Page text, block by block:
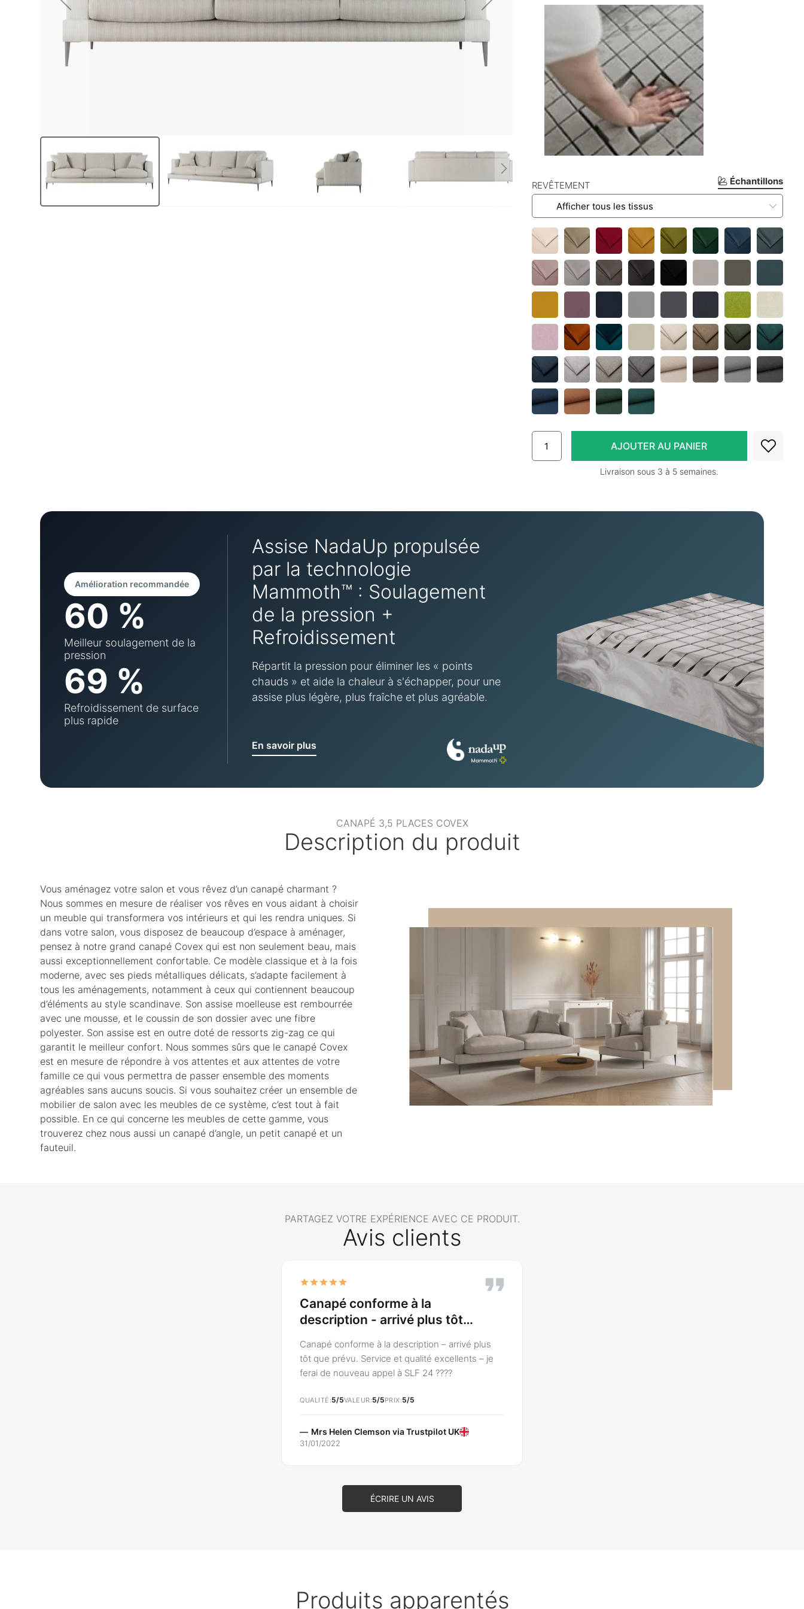
Échantillons
REVÊTEMENT
Livraison sous 3 à 5 semaines.
Amélioration recommandée
60 %
Meilleur soulagement de la
pression
69 %
Refroidissement de surface
plus rapide
Assise NadaUp propulsée
par la technologie
Mammoth™ : Soulagement
de la pression +
Refroidissement
Répartit la pression pour éliminer les « points
chauds » et aide la chaleur à s'échapper, pour une
assise plus légère, plus fraîche et plus agréable.
En savoir plus
CANAPÉ 3,5 PLACES COVEX
Description du produit
Vous aménagez votre salon et vous rêvez d’un canapé charmant ?
Nous sommes en mesure de réaliser vos rêves en vous aidant à choisir
un meuble qui transformera vos intérieurs et qui les rendra uniques. Si
dans votre salon, vous disposez de beaucoup d’espace à aménager,
pensez à notre grand canapé Covex qui est non seulement beau, mais
aussi exceptionnellement confortable. Ce modèle classique et à la fois
moderne, avec ses pieds métalliques délicats, s’adapte facilement à
tous les aménagements, notamment à ceux qui contiennent beaucoup
d’éléments au style scandinave. Son assise moelleuse est rembourrée
avec une mousse, et le coussin de son dossier avec une fibre
polyester. Son assise est en outre doté de ressorts zig-zag ce qui
garantit le meilleur confort. Nous sommes sûrs que le canapé Covex
est en mesure de répondre à vos attentes et aux attentes de votre
famille ce qui vous permettra de passer ensemble des moments
agréables sans aucuns soucis. Si vous souhaitez créer un ensemble de
mobilier de salon avec les meubles de ce système, c’est tout à fait
possible. En ce qui concerne les meubles de cette gamme, vous
trouverez chez nous aussi un canapé d’angle, un petit canapé et un
fauteuil.
PARTAGEZ VOTRE EXPÉRIENCE AVEC CE PRODUIT.
Avis clients
Canapé conforme à la
description - arrivé plus tôt
Canapé conforme à la description – arrivé plus
tôt que prévu. Service et qualité excellents – je
ferai de nouveau appel à SLF 24 ????
QUALITÉ 5/5VALEUR 5/5PRIX 5/5
Mrs Helen Clemson viaTrustpilot UK
31/01/2022
ÉCRIRE UN AVIS
Produits apparentés